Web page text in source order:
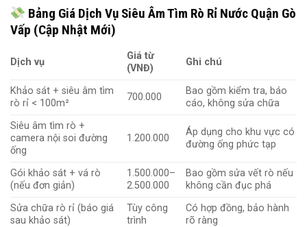
Bảng Giá Dịch Vụ Siêu Âm Tìm Rò Rỉ Nước Quận Gò
Vấp (Cập Nhật Mới)
Dịch vụ
Giá từ
(VNĐ)
Ghi chú
Khảo sát + siêu âm tìm
rò rỉ < 100m²
700.000
Bao gồm kiểm tra, báo
cáo, không sửa chữa
Siêu âm tìm rò +
camera nội soi đường
ống
1.200.000
Áp dụng cho khu vực có
đường ống phức tạp
Gói khảo sát + vá rò
(nếu đơn giản)
1.500.000–
2.500.000
Bao gồm sửa vết rò nếu
không cần đục phá
Sửa chữa rò rỉ (báo giá
sau khảo sát)
Tùy công
trình
Có hợp đồng, bảo hành
rõ ràng